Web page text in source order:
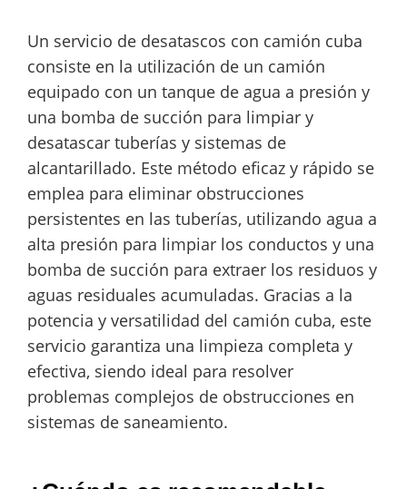
Un servicio de desatascos con camión cuba
consiste en la utilización de un camión
equipado con un tanque de agua a presión y
una bomba de succión para limpiar y
desatascar tuberías y sistemas de
alcantarillado. Este método eficaz y rápido se
emplea para eliminar obstrucciones
persistentes en las tuberías, utilizando agua a
alta presión para limpiar los conductos y una
bomba de succión para extraer los residuos y
aguas residuales acumuladas. Gracias a la
potencia y versatilidad del camión cuba, este
servicio garantiza una limpieza completa y
efectiva, siendo ideal para resolver
problemas complejos de obstrucciones en
sistemas de saneamiento.